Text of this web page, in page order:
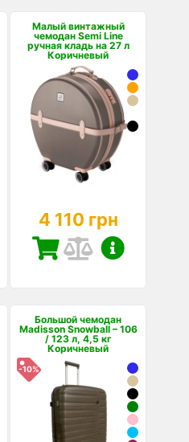
Малый винтажный
чемодан Semi Line
ручная кладь на 27 л
Коричневый
4 110 грн
Большой чемодан
Madisson Snowball – 106
/ 123 л, 4,5 кг
Коричневый
-10%